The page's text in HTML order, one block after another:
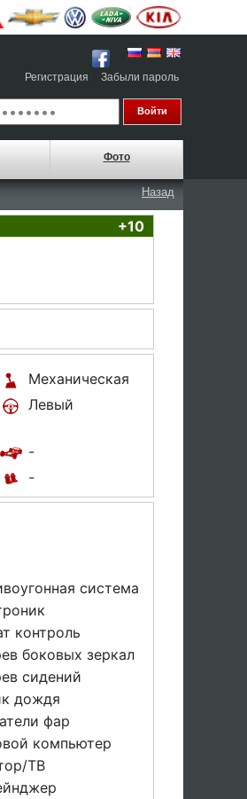
Регистрация Забыли пароль
Фото
Назад
+10
Механическая
Левый
-
-
система
контроль
боковых зеркал
сидений
дождя
фар
компьютер
ТВ